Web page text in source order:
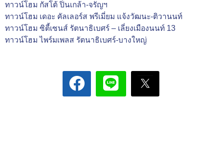
ทาวน์โฮม กัสโต้ ปิ่นเกล้า-จรัญฯ
ทาวน์โฮม เดอะ คัลเลอร์ส พรีเมี่ยม แจ้งวัฒนะ-ติวานนท์
ทาวน์โฮม ซิตี้เซนส์ รัตนาธิเบศร์ – เลี่ยงเมืองนนท์ 13
ทาวน์โฮม ไพร์มเพลส รัตนาธิเบศร์-บางใหญ่